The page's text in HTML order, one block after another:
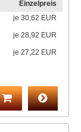
Einzelpreis
je 30,62 EUR
je 28,92 EUR
je 27,22 EUR